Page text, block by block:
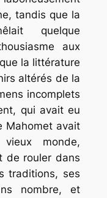
tandis que la
quelque
aux
la littérature
altérés de la
incomplets
qui avait eu
Mahomet avait
monde,
de rouler dans
traditions, ses
nombre, et